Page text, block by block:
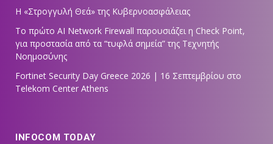
Η «Στρογγυλή Θεά» της Κυβερνοασφάλειας
Tο πρώτο AI Network Firewall παρουσιάζει η Check Point,
για προστασία από τα “τυφλά σημεία” της Τεχνητής
Νοημοσύνης
Fortinet Security Day Greece 2026 | 16 Σεπτεμβρίου στο
Telekom Center Athens
INFOCOM TODAY